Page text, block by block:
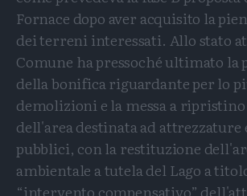
Fornace dopo aver acquisito la
dei terreni interessati. Allo stato
Comune ha pressoché ultimato la
della bonifica riguardante per lo
demolizioni e la messa a
dell'area destinata ad attrezzature
pubblici, con la restituzione
ambientale a tutela del Lago a
“intervento compensativo”